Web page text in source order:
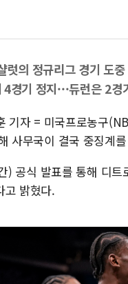
럿의 정규리그 경기 도
경기 정지···듀런은 2경
기자 = 미국프로농구
사무국이 결국 중징계
) 공식 발표를 통해 디
고 밝혔다.